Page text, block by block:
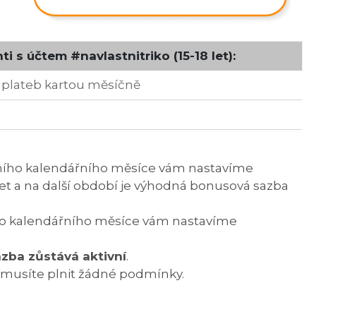
s účtem #navlastnitriko (15-18 let):
kartou měsíčně
kalendářního měsíce vám nastavíme
a na další období je výhodná bonusová sazba
kalendářního měsíce vám nastavíme
zůstává aktivní.
plnit žádné podmínky.